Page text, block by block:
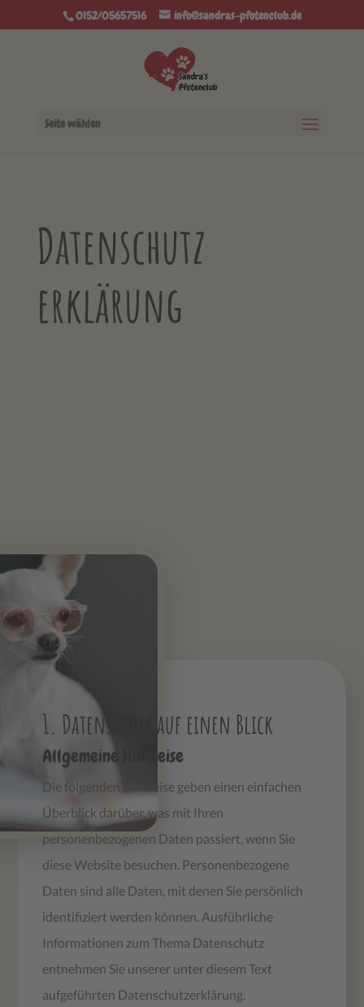
0152/05657516 info@sandras-pfotenclub.de
Seite wählen
Datenschutz
erklärung
1. Datenschutz auf einen Blick
Allgemeine Hinweise
Die folgenden Hinweise geben einen einfachen
Überblick darüber, was mit Ihren
personenbezogenen Daten passiert, wenn Sie
diese Website besuchen. Personenbezogene
Daten sind alle Daten, mit denen Sie persönlich
identifiziert werden können. Ausführliche
Informationen zum Thema Datenschutz
entnehmen Sie unserer unter diesem Text
aufgeführten Datenschutzerklärung.